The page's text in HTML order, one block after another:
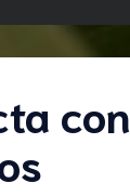
con